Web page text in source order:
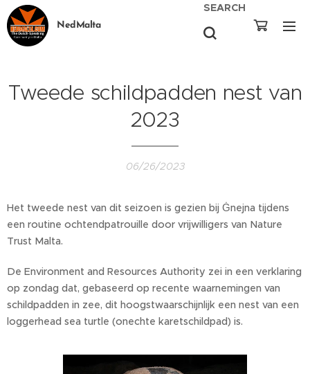
NedMalta
SEARCH
Tweede schildpadden nest van
2023
06/26/2023
Het tweede nest van dit seizoen is gezien bij Ġnejna tijdens
een routine ochtendpatrouille door vrijwilligers van Nature
Trust Malta.
De Environment and Resources Authority zei in een verklaring
op zondag dat, gebaseerd op recente waarnemingen van
schildpadden in zee, dit hoogstwaarschijnlijk een nest van een
loggerhead sea turtle (onechte karetschildpad) is.